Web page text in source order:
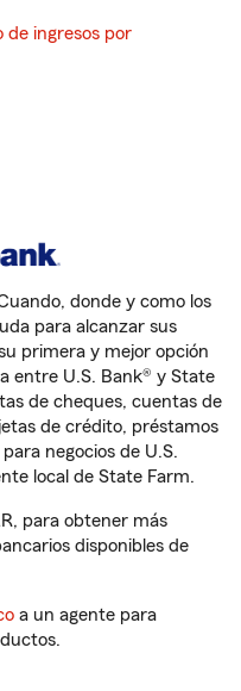
de ingresos por
donde y como los
para alcanzar sus
primera y mejor opción
entre U.S. Bank® y State
de cheques, cuentas de
de crédito, préstamos
negocios de U.S.
local de State Farm.
para obtener más
disponibles de
a un agente para